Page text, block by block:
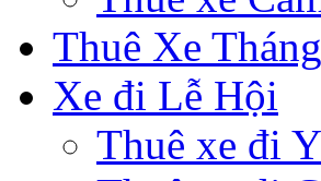
Thuê Xe Tháng
Xe đi Lễ Hội
Thuê xe đi